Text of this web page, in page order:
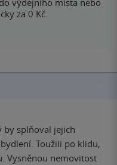
za 0 Kč.
by splňoval jejich
Toužili po klidu,
Vysněnou nemovitost